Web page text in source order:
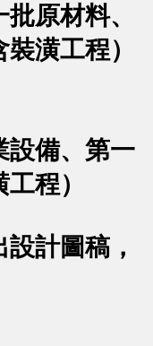
原材料、
潢工程）
設備、第一
程）
設計圖稿，